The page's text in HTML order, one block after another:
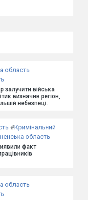
область
залучити війська
визначив регіон,
небезпеці.
#Кримінальний
область
факт
область